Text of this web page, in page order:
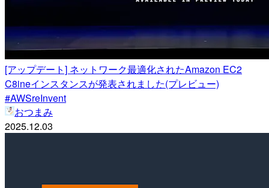
[アップデート] ネットワーク最適化されたAmazon EC2
C8ineインスタンスが発表されました(プレビュー)
#AWSreInvent
おつまみ
2025.12.03